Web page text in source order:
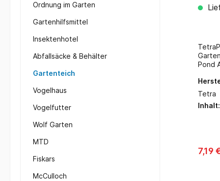
Ordnung im Garten
Gartenhilfsmittel
Insektenhotel
Abfallsäcke & Behälter
Gartenteich
Vogelhaus
Vogelfutter
Wolf Garten
MTD
Fiskars
McCulloch
Pond
Tetra
Inhalt:
7,19